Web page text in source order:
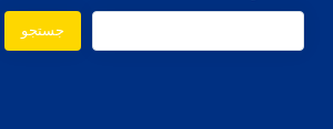
جستجو